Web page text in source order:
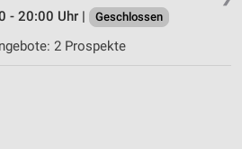
- 20:00 Uhr |
Geschlossen
2 Prospekte